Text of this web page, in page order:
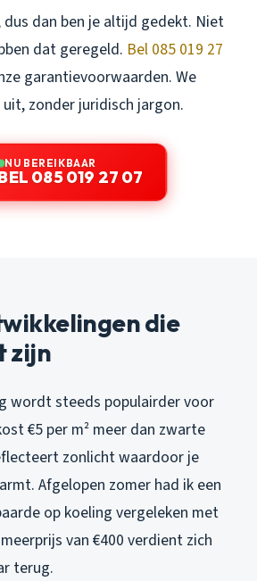
dus dan ben je altijd gedekt. Niet
dat geregeld. Bel 085 019 27
garantievoorwaarden. We
zonder juridisch jargon.
NU BEREIKBAAR
085 019 27 07
die
zijn
wordt steeds populairder voor
€5 per m² meer dan zwarte
zonlicht waardoor je
Afgelopen zomer had ik een
op koeling vergeleken met
van €400 verdient zich
terug.